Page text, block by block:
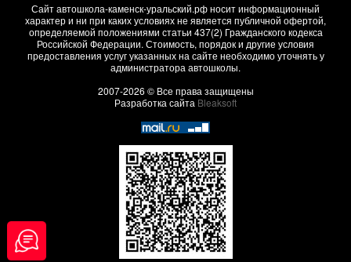
Сайт автошкола-каменск-уральский.рф носит информационный
характер и ни при каких условиях не является публичной офертой,
определяемой положениями статьи 437(2) Гражданского кодекса
Российской Федерации. Стоимость, порядок и другие условия
предоставления услуг указанных на сайте необходимо уточнять у
администратора автошколы.
2007-2026 © Все права защищены
Разработка сайта Bleaksoft